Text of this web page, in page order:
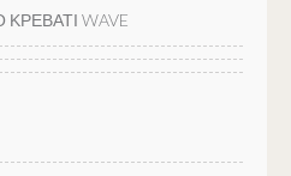
WAVE